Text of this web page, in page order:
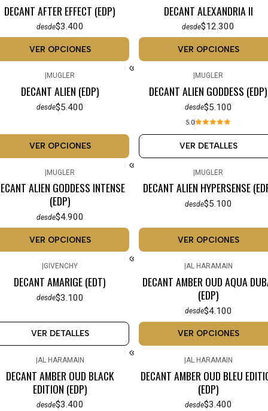
DECANT AFTER EFFECT (EDP)
desde$3.400
VER OPCIONES
DECANT ALEXANDRIA II
desde$12.300
VER OPCIONES
MUGLER
DECANT ALIEN (EDP)
desde$5.400
VER OPCIONES
MUGLER
DECANT ALIEN GODDESS (EDP)
desde$5.100
5.0
VER DETALLES
|MUGLER
ALIEN GODDESS INTENSE
(EDP)
desde$4.900
VER OPCIONES
|MUGLER
DECANT ALIEN HYPERSENSE
desde$5.100
VER OPCIONES
GIVENCHY
DECANT AMARIGE (EDT)
desde$3.100
VER DETALLES
AL HARAMAIN
DECANT AMBER OUD AQUA
(EDP)
desde$4.100
VER OPCIONES
|AL HARAMAIN
DECANT AMBER OUD BLACK
EDITION (EDP)
desde$3.400
|AL HARAMAIN
DECANT AMBER OUD BLEU
(EDP)
desde$3.400